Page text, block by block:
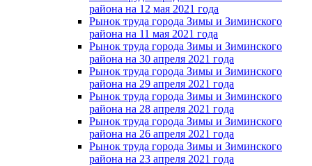
района на 12 мая 2021 года
Рынок труда города Зимы и Зиминского
района на 11 мая 2021 года
Рынок труда города Зимы и Зиминского
района на 30 апреля 2021 года
Рынок труда города Зимы и Зиминского
района на 29 апреля 2021 года
Рынок труда города Зимы и Зиминского
района на 28 апреля 2021 года
Рынок труда города Зимы и Зиминского
района на 26 апреля 2021 года
Рынок труда города Зимы и Зиминского
района на 23 апреля 2021 года